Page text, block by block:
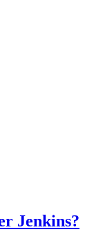
Jenkins?